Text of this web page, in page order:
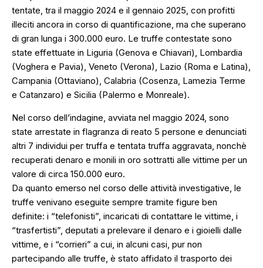
tentate, tra il maggio 2024 e il gennaio 2025, con profitti
illeciti ancora in corso di quantificazione, ma che superano
di gran lunga i 300.000 euro. Le truffe contestate sono
state effettuate in Liguria (Genova e Chiavari), Lombardia
(Voghera e Pavia), Veneto (Verona), Lazio (Roma e Latina),
Campania (Ottaviano), Calabria (Cosenza, Lamezia Terme
e Catanzaro) e Sicilia (Palermo e Monreale).
Nel corso dell’indagine, avviata nel maggio 2024, sono
state arrestate in flagranza di reato 5 persone e denunciati
altri 7 individui per truffa e tentata truffa aggravata, nonchè
recuperati denaro e monili in oro sottratti alle vittime per un
valore di circa 150.000 euro.
Da quanto emerso nel corso delle attività investigative, le
truffe venivano eseguite sempre tramite figure ben
definite: i “telefonisti”, incaricati di contattare le vittime, i
“trasfertisti”, deputati a prelevare il denaro e i gioielli dalle
vittime, e i “corrieri” a cui, in alcuni casi, pur non
partecipando alle truffe, è stato affidato il trasporto dei